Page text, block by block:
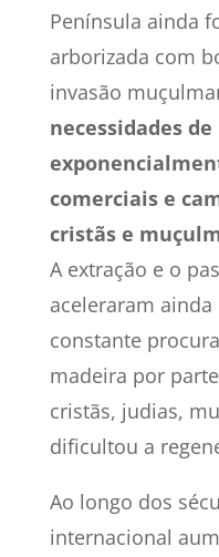
Península ainda
arborizada com
invasão
necessidades
comerciais e
cristãs e
A extração e o
aceleraram ainda
constante
madeira por
cristãs, judias,
dificultou a
Ao longo dos
internacional